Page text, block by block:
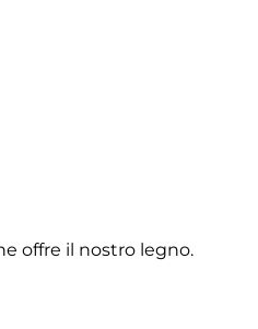
offre il nostro legno.